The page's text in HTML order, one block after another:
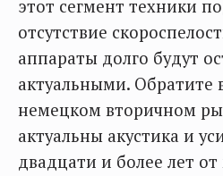
этот сегмент техники
отсутствие
аппараты долго будут
актуальными. Обратите
немецком вторичном
актуальны акустика и
двадцати и более лет